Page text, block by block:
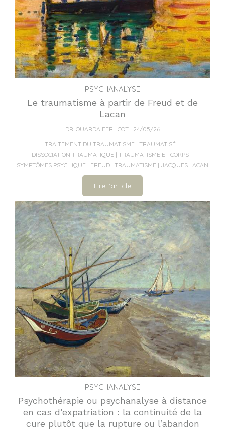
PSYCHANALYSE
Le traumatisme à partir de Freud et de
Lacan
DR. OUARDA FERLICOT
24/05/26
TRAITEMENT DU TRAUMATISME
TRAUMATISÉ
DISSOCIATION TRAUMATIQUE
TRAUMATISME ET CORPS
SYMPTÔMES PSYCHIQUE
FREUD TRAUMATISME JACQUES LACAN
Lire l'article
PSYCHANALYSE
Psychothérapie ou psychanalyse à distance
en cas d’expatriation : la continuité de la
cure plutôt que la rupture ou l’abandon